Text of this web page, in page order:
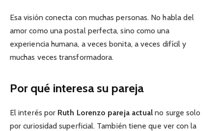
Esa visión conecta con muchas personas. No habla del
amor como una postal perfecta, sino como una
experiencia humana, a veces bonita, a veces difícil y
muchas veces transformadora.
Por qué interesa su pareja
El interés por Ruth Lorenzo pareja actual no surge solo
por curiosidad superficial. También tiene que ver con la